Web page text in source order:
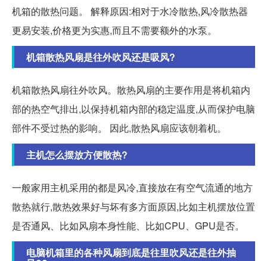
机箱的散热问题。 解释原因:相对于水冷散热,风冷散热器
更易安装,价格更为实惠,而且不需要额外的水泵。
机箱散热风扇是往外吹风还是吸风?
机箱散热风扇往外吹风。散热风扇的主要作用是将机箱内
部的热空气排出,以保持机箱内部的稳定温度,从而保护电脑
部件不受过热的影响。 因此,散热风扇应该朝着机。
主机怎么摆放方便散热?
一般家用主机采用的都是风冷,直接放在有空气流通的地方
散热就行,散热效果好与坏有多方面原因,比如主机摆放位置
是否通风、比如风扇本身性能、比如CPU、GPU是否。
电脑机箱里的各种风扇到底是往里吹风还是往外抽